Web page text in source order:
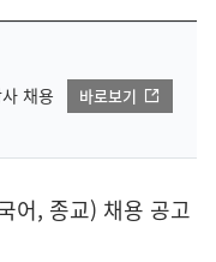
채용
바로보기
어, 종교) 채용 공고